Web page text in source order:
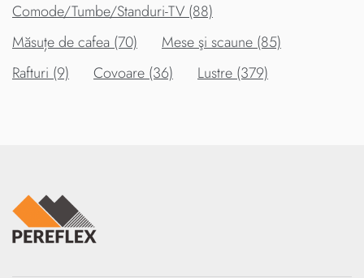
Comode/Tumbe/Standuri-TV (88)
Măsuțe de cafea (70)
Mese şi scaune (85)
Rafturi (9)
Covoare (36) Lustre (379)